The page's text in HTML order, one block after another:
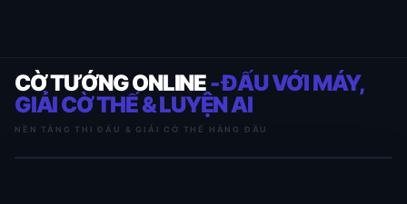
CỜ TƯỚNG ONLINE- ĐẤU VỚI MÁY,
GIẢI CỜ THẾ & LUYỆN AI
NỀN TẢNG THI ĐẤU & GIẢI CỜ THẾ HÀNG ĐẦU